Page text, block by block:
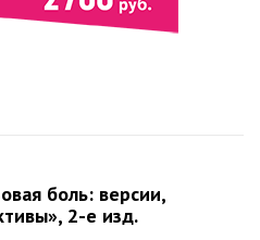
боль: версии,
2-е изд.